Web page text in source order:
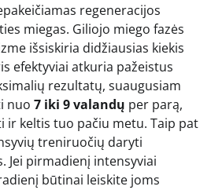
regeneracijos
miegas. Giliojo miego fazės
išsiskiria didžiausias kiekis
efektyviai atkuria pažeistus
rezultatų, suaugusiam
nuo 7 iki 9 valandų per parą,
ir keltis tuo pačiu metu. Taip pat
treniruočių daryti
Jei pirmadienį intensyviai
būtinai leiskite joms